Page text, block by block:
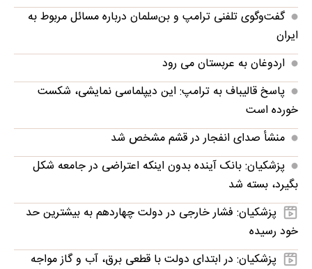
گفت‌وگوی تلفنی ترامپ و بن‌سلمان درباره مسائل مربوط به
ایران
اردوغان به عربستان می رود
پاسخ قالیباف به ترامپ: این دیپلماسی نمایشی، شکست
خورده است
منشأ صدای انفجار در قشم مشخص شد
پزشکیان: بانک آینده بدون اینکه اعتراضی در جامعه شکل
بگیرد، بسته شد
پزشکیان: فشار خارجی در دولت چهاردهم به بیشترین حد
خود رسیده
پزشکیان: در ابتدای دولت با قطعی برق، آب و گاز مواجه